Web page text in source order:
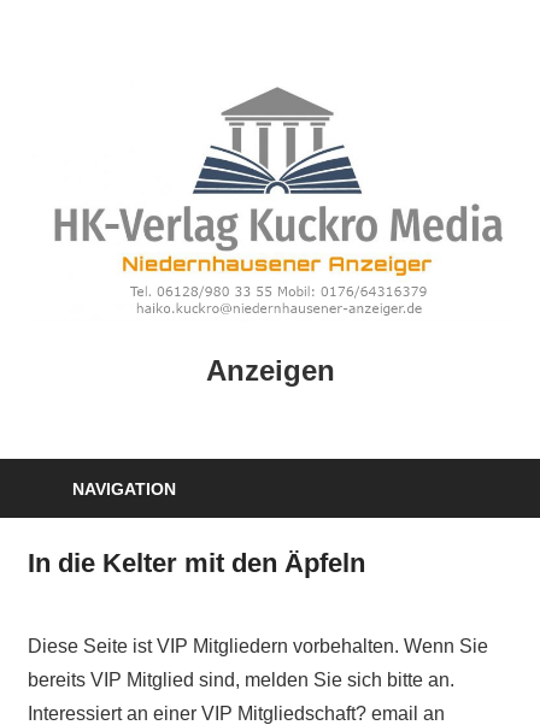
Anzeigen
NAVIGATION
In die Kelter mit den Äpfeln
Diese Seite ist VIP Mitgliedern vorbehalten. Wenn Sie
bereits VIP Mitglied sind, melden Sie sich bitte an.
Interessiert an einer VIP Mitgliedschaft? email an